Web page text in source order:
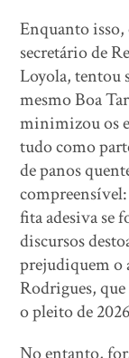
Enquanto
secretário de
Loyola, tentou
mesmo Boa
minimizou os
tudo como
de panos
compreensível:
fita adesiva se
discursos
prejudiquem o
Rodrigues,
o pleito de